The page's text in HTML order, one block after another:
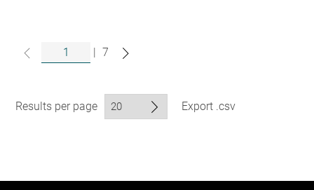
7
Results per page Export .csv